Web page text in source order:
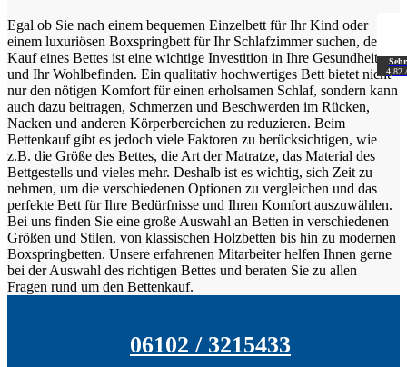
Egal ob Sie nach einem bequemen Einzelbett für Ihr Kind oder
einem luxuriösen Boxspringbett für Ihr Schlafzimmer suchen, der
Kauf eines Bettes ist eine wichtige Investition in Ihre Gesundheit
und Ihr Wohlbefinden. Ein qualitativ hochwertiges Bett bietet nicht
nur den nötigen Komfort für einen erholsamen Schlaf, sondern kann
auch dazu beitragen, Schmerzen und Beschwerden im Rücken,
Nacken und anderen Körperbereichen zu reduzieren. Beim
Bettenkauf gibt es jedoch viele Faktoren zu berücksichtigen, wie
z.B. die Größe des Bettes, die Art der Matratze, das Material des
Bettgestells und vieles mehr. Deshalb ist es wichtig, sich Zeit zu
nehmen, um die verschiedenen Optionen zu vergleichen und das
perfekte Bett für Ihre Bedürfnisse und Ihren Komfort auszuwählen.
Bei uns finden Sie eine große Auswahl an Betten in verschiedenen
Größen und Stilen, von klassischen Holzbetten bis hin zu modernen
Boxspringbetten. Unsere erfahrenen Mitarbeiter helfen Ihnen gerne
bei der Auswahl des richtigen Bettes und beraten Sie zu allen
Fragen rund um den Bettenkauf.
06102 / 3215433
4,82